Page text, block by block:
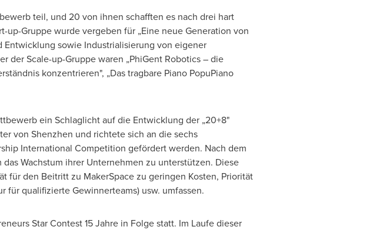
teil, und 20 von ihnen schafften es nach drei hart
-up-Gruppe wurde vergeben für „Eine neue Generation von
Entwicklung sowie Industrialisierung von eigener
der Scale-up-Gruppe waren „PhiGent Robotics – die
konzentrieren", „Das tragbare Piano PopuPiano
ein Schlaglicht auf die Entwicklung der „20+8"
von Shenzhen und richtete sich an die sechs
International Competition gefördert werden. Nach dem
Wachstum ihrer Unternehmen zu unterstützen. Diese
für den Beitritt zu MakerSpace zu geringen Kosten, Priorität
für qualifizierte Gewinnerteams) usw. umfassen.
Star Contest 15 Jahre in Folge statt. Im Laufedieser